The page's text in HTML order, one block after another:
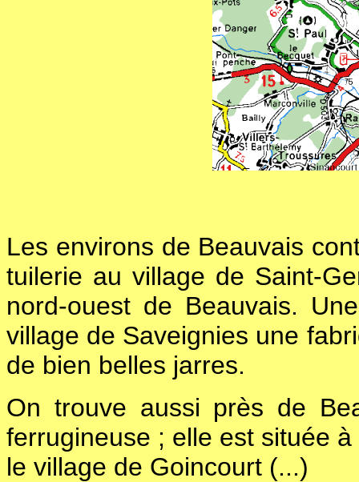
Les environs de Beauvais
tuilerie au village de Saint-
nord-ouest de Beauvais.
village de Saveignies une
de bien belles jarres.
On trouve aussi près de
ferrugineuse ; elle est située
le village de Goincourt (...)